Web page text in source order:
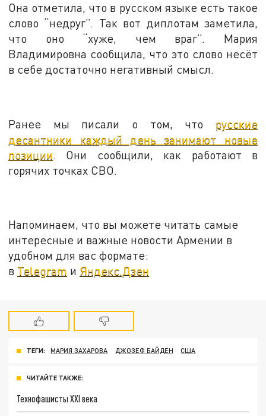
Она отметила, что в русском языке есть такое
слово “недруг”. Так вот диплотам заметила,
что оно “хуже, чем враг”. Мария
Владимировна сообщила, что это слово несёт
в себе достаточно негативный смысл.
Ранее мы писали о том, что русские
десантники каждый день занимают новые
позиции . Они сообщили, как работают в
горячих точках СВО.
Напоминаем, что вы можете читать самые
интересные и важные новости Армении в
удобном для вас формате:
в Telegram и Яндекс.Дзен
ТЕГИ: МАРИЯ ЗАХАРОВА ДЖОЗЕФ БАЙДЕН США
ЧИТАЙТЕ ТАКЖЕ:
Технофашисты XXI века